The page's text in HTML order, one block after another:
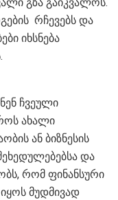
რჩევებს და
იხსნება
ჩვეული
ახალი
ან ბიზნესის
და
რომ ფინანსური
მუდმივად